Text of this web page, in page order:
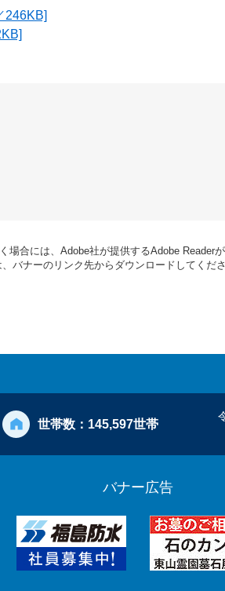
246KB]
場合には、Adobe社が提供するAdobe Reader
バナーのリンク先からダウンロードしてくだ
世帯数： 145,597世帯
バナー広告